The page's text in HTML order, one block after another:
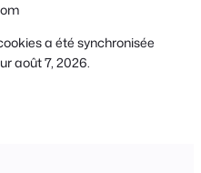
a été synchronisée
août 7, 2026.